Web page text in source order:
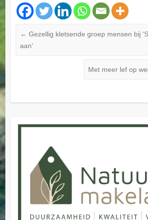
← Gezellig kletsende groep mensen bij
aan’
Met meer lef op